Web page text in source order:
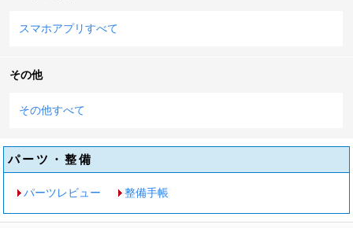
スマホアプリすべて
その他
その他すべて
パーツ・整備
パーツレビュー 整備手帳